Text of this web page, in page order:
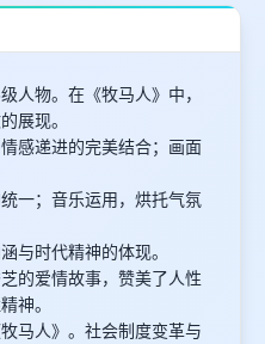
人物。在《牧马人》中，
展现。
感递进的完美结合；画面
一；音乐运用，烘托气氛
与时代精神的体现。
的爱情故事，赞美了人性
神。
马人》。社会制度变革与